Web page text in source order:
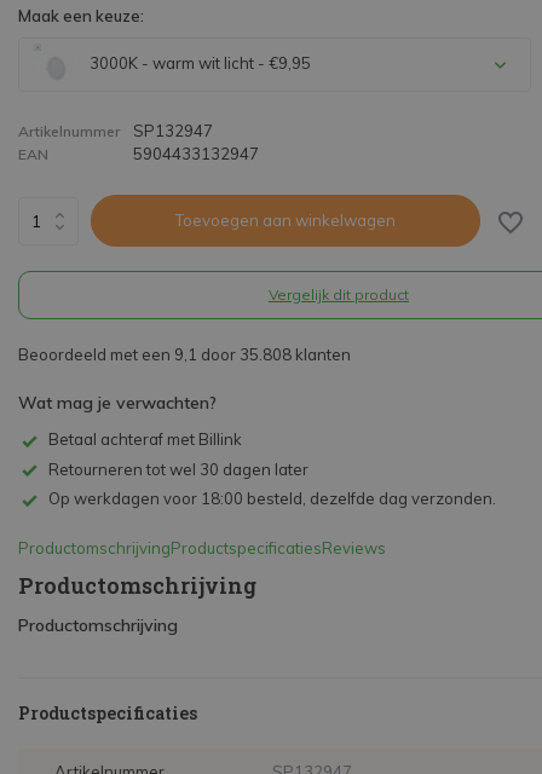
Maak een keuze:
3000K - warm wit licht - €9,95
Artikelnummer SP132947
EAN 5904433132947
Toevoegen aan winkelwagen
Vergelijk dit product
Beoordeeld met een 9,1 door 35.808 klanten
Wat mag je verwachten?
Betaal achteraf met Billink
Retourneren tot wel 30 dagen later
Op werkdagen voor 18:00 besteld, dezelfde dag verzonden.
ProductomschrijvingProductspecificatiesReviews
Productomschrijving
Productomschrijving
Productspecificaties